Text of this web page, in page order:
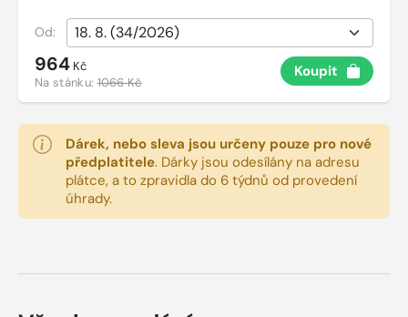
Od:
964 Kč
Na stánku:1066 Kč
Koupit
Dárek, nebo sleva jsou určeny pouze pro nové
předplatitele. Dárky jsou odesílány na adresu
plátce, a to zpravidla do 6 týdnů od provedení
úhrady.